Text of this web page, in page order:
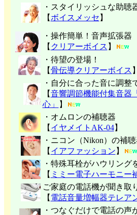
・スタイリッシュな助聴
【 ボイスメッセ 】
・操作簡単！音声拡張器
【 クリアーボイス 】
・待望の登場！
【骨伝導クリアーボイス 】
・自分に合った音に調整
【音響調節機能付集音器
心」
】
・オムロンの補聴器
【 イヤメイトAK-04】
・ニコン（Nikon）の補
【 イアファッション 】
・特殊耳栓がハウリング
【 ミミー電子ハーモニー
ご家庭の電話機が聞き取
【 電話音量増幅器テレア
・つなぐだけで電話の声